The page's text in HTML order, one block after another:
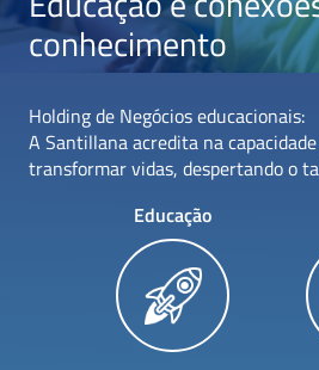
conhecimento
Holding de Negócios educacionais:
A Santillana acredita na
transformar vidas, despertando o
Educação